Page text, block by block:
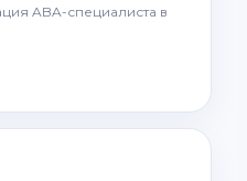
ABA-специалиста в